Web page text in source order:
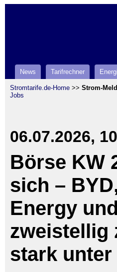
News Tarifrechner
Stromtarife.de-Home >> Strom-
Jobs
06.07.2026,
Börse KW
sich –
Energy
zweistellig
stark